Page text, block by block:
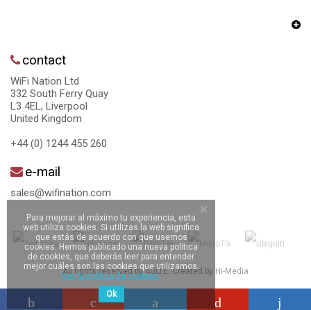
contact
WiFi Nation Ltd
332 South Ferry Quay
L3 4EL, Liverpool
United Kingdom
+44 (0) 1244 455 260
e-mail
sales@wifination.com
All rights reserved by 4GLTE. Created by Hi-Media
Para mejorar al máximo tu experiencia, esta
web utiliza cookies. Si utilizas la web significa
que estás de acuerdo con que usemos
cookies. Hemos publicado una nueva política
de cookies, que deberás leer para entender
mejor cuáles son las cookies que utilizamos.
Ver la política de cookies.
Ok